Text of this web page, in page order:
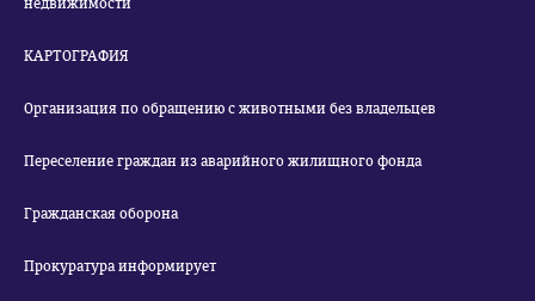
недвижимости
КАРТОГРАФИЯ
Организация по обращению с животными без владельцев
Переселение граждан из аварийного жилищного фонда
Гражданская оборона
Прокуратура информирует